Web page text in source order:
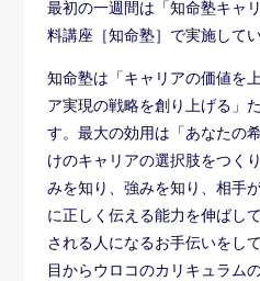
最初の一週間は「知命塾キャ
料講座［知命塾］で実施して
知命塾は「キャリアの価値を
ア実現の戦略を創り上げる」
す。最大の効用は「あなたの
けのキャリアの選択肢をつく
みを知り、強みを知り、相手
に正しく伝える能力を伸ばし
される人になるお手伝いをして
目からウロコのカリキュラム